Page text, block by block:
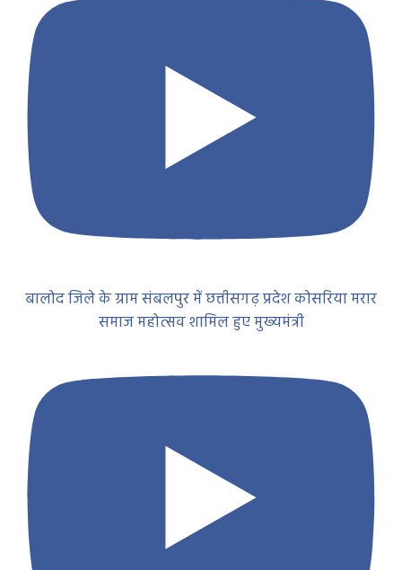
बालोद जिले के ग्राम संबलपुर में छत्तीसगढ़ प्रदेश कोसरिया मरार
समाज महोत्सव शामिल हुए मुख्यमंत्री